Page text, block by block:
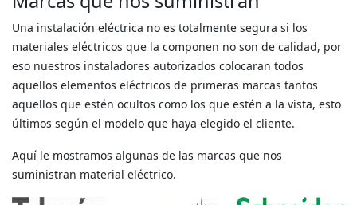
Una instalación eléctrica no es totalmente segura si los
materiales eléctricos que la componen no son de calidad, por
eso nuestros instaladores autorizados colocaran todos
aquellos elementos eléctricos de primeras marcas tantos
aquellos que estén ocultos como los que estén a la vista, esto
últimos según el modelo que haya elegido el cliente.
Aquí le mostramos algunas de las marcas que nos
suministran material eléctrico.